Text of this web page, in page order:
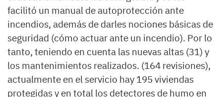
facilitó un manual de autoprotección ante
incendios, además de darles nociones básicas de
seguridad (cómo actuar ante un incendio). Por lo
tanto, teniendo en cuenta las nuevas altas (31) y
los mantenimientos realizados. (164 revisiones),
actualmente en el servicio hay 195 viviendas
protegidas y en total los detectores de humo en